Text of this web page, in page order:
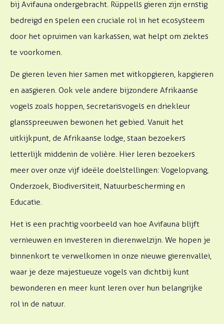
bij Avifauna ondergebracht. Rüppells gieren zijn ernstig
bedreigd en spelen een cruciale rol in het ecosysteem
door het opruimen van karkassen, wat helpt om ziektes
te voorkomen.
De gieren leven hier samen met witkopgieren, kapgieren
en aasgieren. Ook vele andere bijzondere Afrikaanse
vogels zoals hoppen, secretarisvogels en driekleur
glansspreeuwen bewonen het gebied. Vanuit het
uitkijkpunt, de Afrikaanse lodge, staan bezoekers
letterlijk middenin de volière. Hier leren bezoekers
meer over onze vijf ideële doelstellingen: Vogelopvang,
Onderzoek, Biodiversiteit, Natuurbescherming en
Educatie.
Het is een prachtig voorbeeld van hoe Avifauna blijft
vernieuwen en investeren in dierenwelzijn. We hopen je
binnenkort te verwelkomen in onze nieuwe gierenvallei,
waar je deze majestueuze vogels van dichtbij kunt
bewonderen en meer kunt leren over hun belangrijke
rol in de natuur.